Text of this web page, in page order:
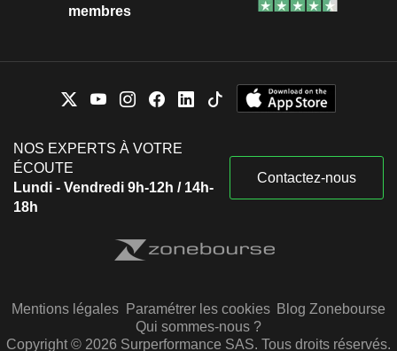
membres
NOS EXPERTS À VOTRE
ÉCOUTE
Lundi - Vendredi 9h-12h / 14h-
18h
Contactez-nous
Mentions légales Paramétrer les cookies Blog Zonebourse
Qui sommes-nous ?
Copyright © 2026 Surperformance SAS. Tous droits réservés.